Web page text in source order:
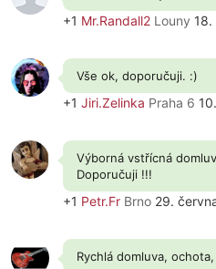
+1 Mr.Randall2 Louny
Vše ok, doporučuji. :)
+1 Jiri.Zelinka Praha 6
Výborná vstřícná
Doporučuji !!!
+1 Petr.Fr Brno 29.
Rychlá domluva,